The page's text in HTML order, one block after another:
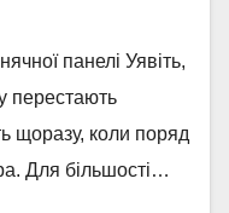
панелі Уявіть,
перестають
щоразу, коли поряд
Для більшості…